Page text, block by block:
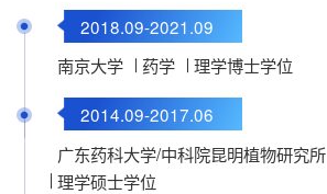
2018.09-2021.09
南京大学
药学 理学博士学位
2014.09-2017.06
广东药科大学/中科院昆明植物研究所
理学硕士学位
2021.10-至今
药学院
山东大学